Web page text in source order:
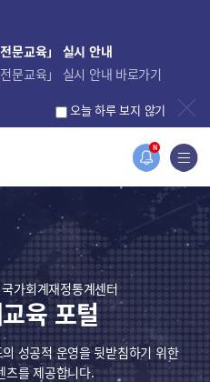
N
문교육」 실시 안내
문교육」 실시 안내 바로가기
오늘 하루 보지 않기
가회계재정통계센터
육 포털
성공적 운영을 뒷받침하기 위한
츠를 제공합니다.